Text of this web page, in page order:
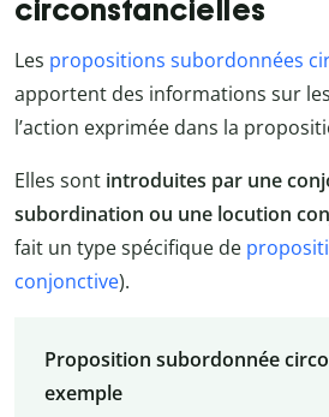
circonstancielles
Les propositions subordonnées
apportent des informations sur
l’action exprimée dans la
Elles sont introduites par une
subordination ou une locution
fait un type spécifique de
conjonctive).
Proposition subordonnée
exemple